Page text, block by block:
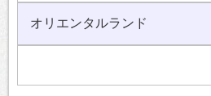
オリエンタルランド